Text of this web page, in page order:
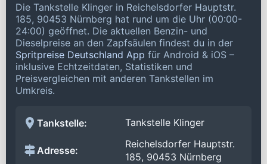
Die Tankstelle Klinger in Reichelsdorfer Hauptstr.
185, 90453 Nürnberg hat rund um die Uhr (00:00-
24:00) geöffnet. Die aktuellen Benzin- und
Dieselpreise an den Zapfsäulen findest du in der
Spritpreise Deutschland App für Android & iOS –
inklusive Echtzeitdaten, Statistiken und
Preisvergleichen mit anderen Tankstellen im
Umkreis.
Tankstelle: Tankstelle Klinger
Adresse:
Reichelsdorfer Hauptstr.
185, 90453 Nürnberg